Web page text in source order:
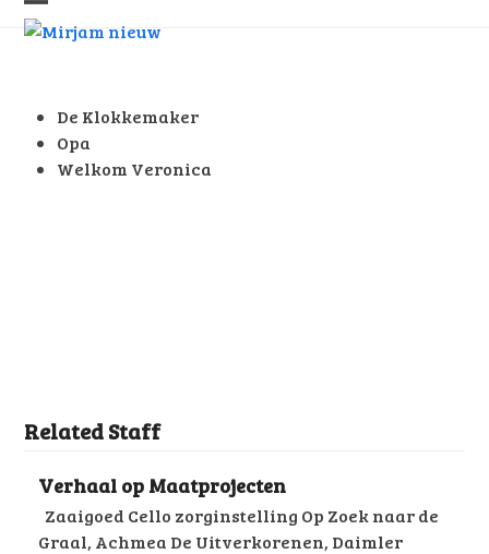
SkipOpen
Close
De Klokkemaker
Opa
Welkom Veronica
Related Staff
Verhaal op Maatprojecten
Zaaigoed Cello zorginstelling Op Zoek naar de
Graal, Achmea De Uitverkorenen, Daimler